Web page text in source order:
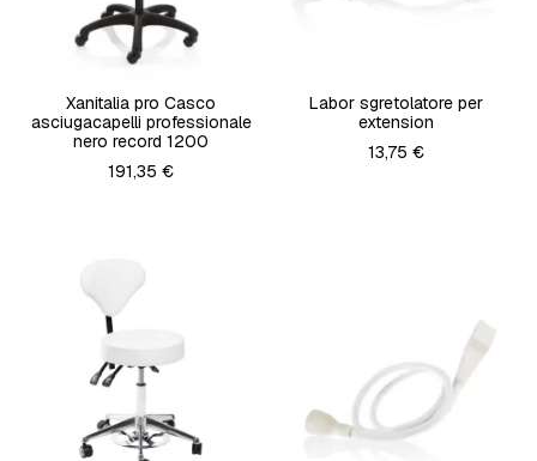
Xanitalia pro Casco
asciugacapelli professionale
nero record 1200
191,35 €
Labor sgretolatore per
extension
13,75 €